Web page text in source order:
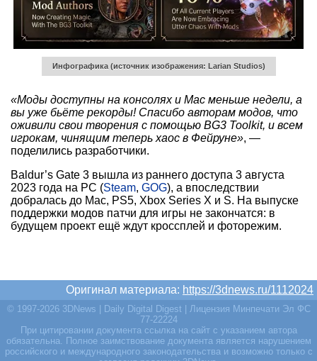
Инфографика (источник изображения: Larian Studios)
«Моды доступны на консолях и Mac меньше недели, а
вы уже бьёте рекорды! Спасибо авторам модов, что
оживили свои творения с помощью BG3 Toolkit, и всем
игрокам, чинящим теперь хаос в Фейруне», —
поделились разработчики.
Baldur’s Gate 3 вышла из раннего доступа 3 августа
2023 года на PC (Steam, GOG), а впоследствии
добралась до Mac, PS5, Xbox Series X и S. На выпуске
поддержки модов патчи для игры не закончатся: в
будущем проект ещё ждут кроссплей и фоторежим.
Оригинал материала: https://3dnews.ru/1112024
© 1997-2026 3DNews | Daily Digital Digest | Лицензия Минпечати Эл ФС
77-22224
При цитировании документа ссылка на сайт с указанием автора
обязательна. Полное заимствование документа является нарушением
российского и международного законодательства и возможно только с